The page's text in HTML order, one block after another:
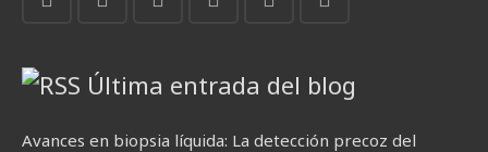
Última entrada del blog
Avances en biopsia líquida: La detección precoz del